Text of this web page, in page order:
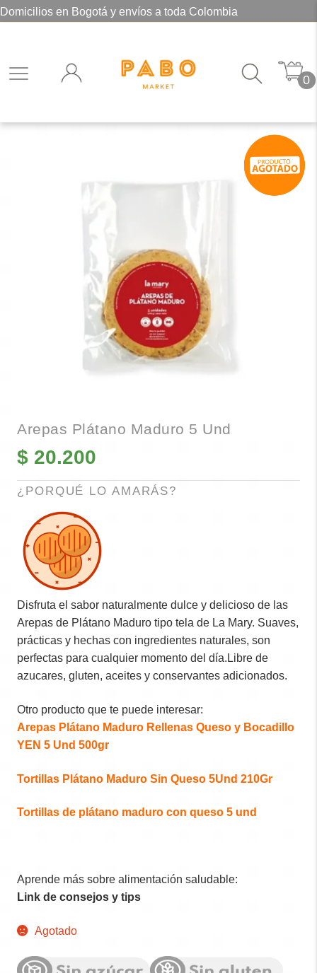
Domicilios en Bogotá y envíos a toda Colombia
0
Arepas Plátano Maduro 5 Und
$ 20.200
¿PORQUÉ LO AMARÁS?
Disfruta el sabor naturalmente dulce y delicioso de las
Arepas de Plátano Maduro tipo tela de La Mary. Suaves,
prácticas y hechas con ingredientes naturales, son
perfectas para cualquier momento del día.Libre de
azucares, gluten, aceites y conservantes adicionados.
Otro producto que te puede interesar:
Arepas Plátano Maduro Rellenas Queso y Bocadillo
YEN 5 Und 500gr
Tortillas Plátano Maduro Sin Queso 5Und 210Gr
Tortillas de plátano maduro con queso 5 und
Aprende más sobre alimentación saludable:
Link de consejos y tips
Agotado